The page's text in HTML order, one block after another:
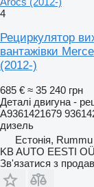
4
Рециркулятор
вантажівки
(2012-)
685 € ≈ 35 240 грн
Деталі двигуна -
A9361421679
дизель
Естонія, Rummu
KB AUTO EESTI OÜ
Зв'язатися з